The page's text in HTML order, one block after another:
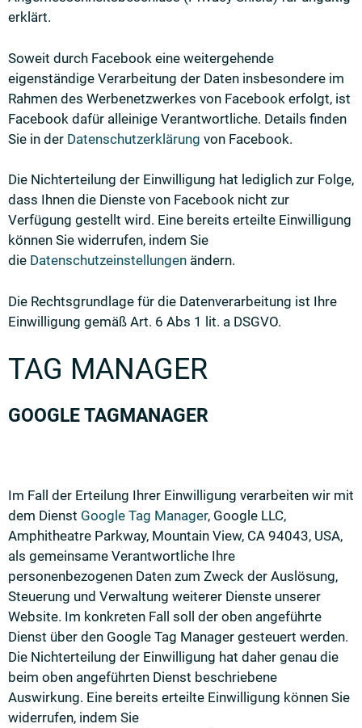
erklärt.
Soweit durch Facebook eine weitergehende
eigenständige Verarbeitung der Daten insbesondere im
Rahmen des Werbenetzwerkes von Facebook erfolgt, ist
Facebook dafür alleinige Verantwortliche. Details finden
Sie in der Datenschutzerklärung von Facebook.
Die Nichterteilung der Einwilligung hat lediglich zur Folge,
dass Ihnen die Dienste von Facebook nicht zur
Verfügung gestellt wird. Eine bereits erteilte Einwilligung
können Sie widerrufen, indem Sie
die Datenschutzeinstellungen ändern.
Die Rechtsgrundlage für die Datenverarbeitung ist Ihre
Einwilligung gemäß Art. 6 Abs 1 lit. a DSGVO.
TAG MANAGER
GOOGLE TAGMANAGER
Im Fall der Erteilung Ihrer Einwilligung verarbeiten wir mit
dem Dienst Google Tag Manager, Google LLC,
Amphitheatre Parkway, Mountain View, CA 94043, USA,
als gemeinsame Verantwortliche Ihre
personenbezogenen Daten zum Zweck der Auslösung,
Steuerung und Verwaltung weiterer Dienste unserer
Website. Im konkreten Fall soll der oben angeführte
Dienst über den Google Tag Manager gesteuert werden.
Die Nichterteilung der Einwilligung hat daher genau die
beim oben angeführten Dienst beschriebene
Auswirkung. Eine bereits erteilte Einwilligung können Sie
widerrufen, indem Sie